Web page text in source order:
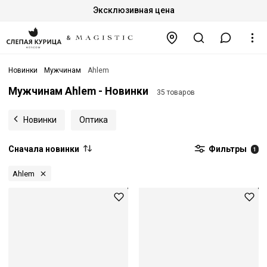
Эксклюзивная цена
Новинки Мужчинам Ahlem
Мужчинам Ahlem - Новинки 35 товаров
Новинки Оптика
Сначала новинки Фильтры 1
Ahlem